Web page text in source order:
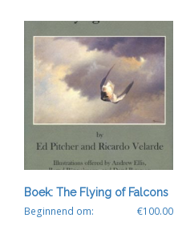
Boek: The Flying of Falcons
Beginnend om: €100.00